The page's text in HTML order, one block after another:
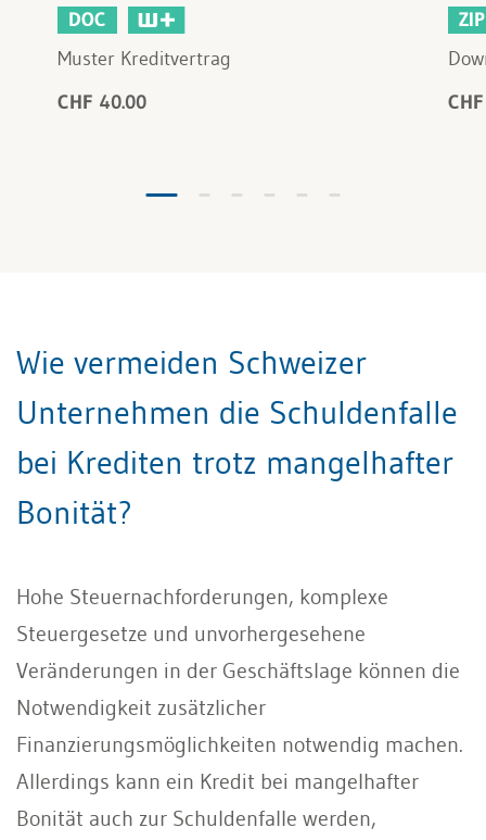
DOC
Muster Kreditvertrag
CHF 40.00
ZIP
Wie vermeiden Schweizer
Unternehmen die Schuldenfalle
bei Krediten trotz mangelhafter
Bonität?
Hohe Steuernachforderungen, komplexe
Steuergesetze und unvorhergesehene
Veränderungen in der Geschäftslage können die
Notwendigkeit zusätzlicher
Finanzierungsmöglichkeiten notwendig machen.
Allerdings kann ein Kredit bei mangelhafter
Bonität auch zur Schuldenfalle werden,